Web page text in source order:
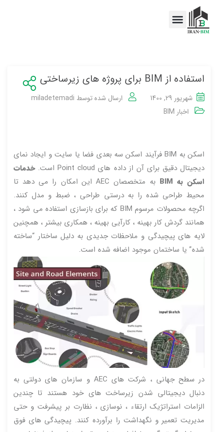
استفاده از BIM برای پروژه های زیرساختی
شهریور 29, 1400 ارسال شده توسط miladetemadi
اخبار BIM
اسکن به BIM فرآیند اسکن سه بعدی فضا یا سایت و ایجاد نمای
دیجیتال دقیق برای آن از داده های Point cloud است.
خدمات
اسکن به BIM
به متخصصان AEC این امکان را می دهد تا
محیط طراحی شده را به درستی طراحی ، ضبط و مدل کنند.
اگرچه محصولات مرسوم BIM که برای بازسازی استفاده می شود ،
همانند گردش کار بهینه ، کارآیی بهینه ، همکاری بیشتر ، همچنین
لایه های پیچیدگی و ملاحظات جدیدی به دلیل ساختار “ساخته
شده” یا ساختمان موجود اضافه شده است.
در سطح جهانی ، شرکت های AEC و سازمان های دولتی به
دنبال دیجیتالی شدن زیرساخت های خود هستند تا چندین
الزامات استراتژیک ارتقاء ، نوسازی ، نظارت بر پیشرفت و حتی
مدیریت تعمیر و نگهداشت را برآورده کنند. پیچیدگی های فوق